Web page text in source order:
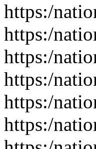
https:/
https:/
https:/
https:/
https:/
https:/